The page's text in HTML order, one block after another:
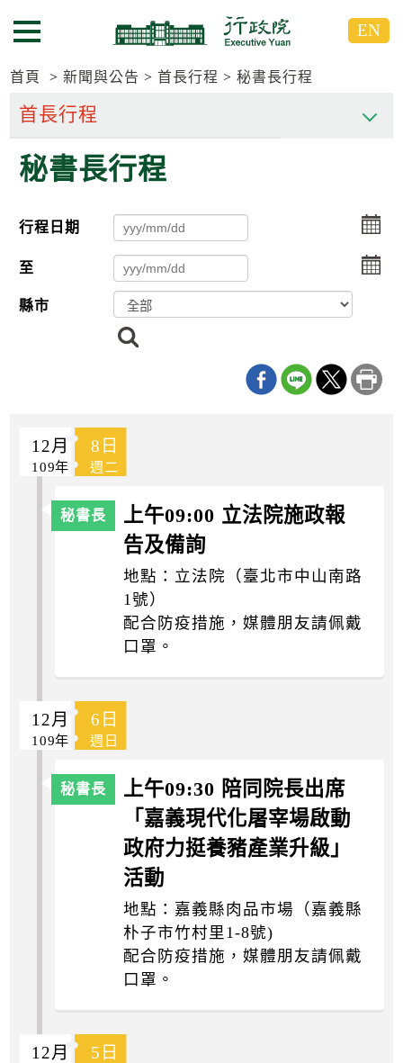
到
要
區
到
要
區
選單按鈕 EN
首頁 新聞與公告 首長行程 秘書長行程
秘書長行程
行程日期
選
擇
至
選
擇
縣市
尋
12月 8日
109年 週二
上午09:00 立法院施政報
告及備詢
地點：立法院（臺北市中山南路
1號）
配合防疫措施，媒體朋友請佩戴
口罩。
12月 6日
109年 週日
上午09:30 陪同院長出席
「嘉義現代化屠宰場啟動
政府力挺養豬產業升級」
活動
地點：嘉義縣肉品市場（嘉義縣
朴子市竹村里1-8號)
配合防疫措施，媒體朋友請佩戴
口罩。
12月 5日